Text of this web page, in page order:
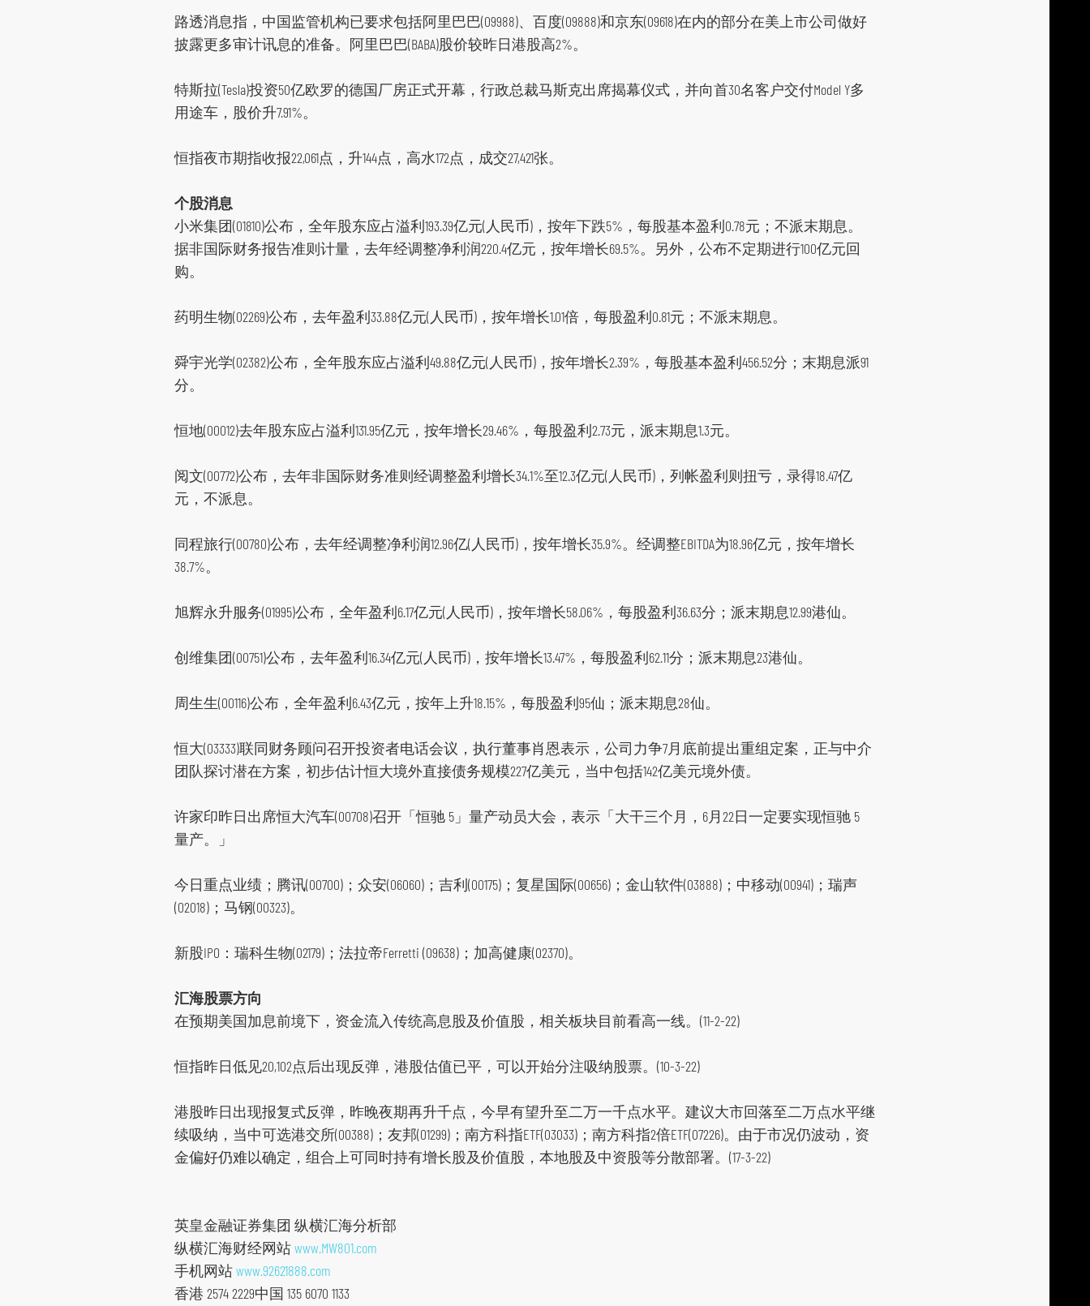
i
l
路透消息指，中国监管机构已要求包括阿里巴巴(09988)、百度(09888)和京东(09618)在内的部分在美上市公司做好
披露更多审计讯息的准备。阿里巴巴(BABA)股价较昨日港股高2%。
特斯拉(Tesla)投资50亿欧罗的德国厂房正式开幕，行政总裁马斯克出席揭幕仪式，并向首30名客户交付Model Y多
用途车，股价升7.91%。
恒指夜市期指收报22,061点，升144点，高水172点，成交27,421张。
个股消息
小米集团(01810)公布，全年股东应占溢利193.39亿元(人民币)，按年下跌5%，每股基本盈利0.78元；不派末期息。
据非国际财务报告准则计量，去年经调整净利润220.4亿元，按年增长69.5%。另外，公布不定期进行100亿元回
购。
药明生物(02269)公布，去年盈利33.88亿元(人民币)，按年增长1.01倍，每股盈利0.81元；不派末期息。
舜宇光学(02382)公布，全年股东应占溢利49.88亿元(人民币)，按年增长2.39%，每股基本盈利456.52分；末期息派91
分。
恒地(00012)去年股东应占溢利131.95亿元，按年增长29.46%，每股盈利2.73元，派末期息1.3元。
阅文(00772)公布，去年非国际财务准则经调整盈利增长34.1%至12.3亿元(人民币)，列帐盈利则扭亏，录得18.47亿
元，不派息。
同程旅行(00780)公布，去年经调整净利润12.96亿(人民币)，按年增长35.9%。经调整EBITDA为18.96亿元，按年增长
38.7%。
旭辉永升服务(01995)公布，全年盈利6.17亿元(人民币)，按年增长58.06%，每股盈利36.63分；派末期息12.99港仙。
创维集团(00751)公布，去年盈利16.34亿元(人民币)，按年增长13.47%，每股盈利62.11分；派末期息23港仙。
周生生(00116)公布，全年盈利6.43亿元，按年上升18.15%，每股盈利95仙；派末期息28仙。
恒大(03333)联同财务顾问召开投资者电话会议，执行董事肖恩表示，公司力争7月底前提出重组定案，正与中介
团队探讨潜在方案，初步估计恒大境外直接债务规模227亿美元，当中包括142亿美元境外债。
许家印昨日出席恒大汽车(00708)召开「恒驰 5」量产动员大会，表示「大干三个月，6月22日一定要实现恒驰 5
量产。」
今日重点业绩；腾讯(00700)；众安(06060)；吉利(00175)；复星国际(00656)；金山软件(03888)；中移动(00941)；瑞声
(02018)；马钢(00323)。
新股IPO：瑞科生物(02179)；法拉帝Ferretti (09638)；加高健康(02370)。
汇海股票方向
在预期美国加息前境下，资金流入传统高息股及价值股，相关板块目前看高一线。(11-2-22)
恒指昨日低见20,102点后出现反弹，港股估值已平，可以开始分注吸纳股票。(10-3-22)
港股昨日出现报复式反弹，昨晚夜期再升千点，今早有望升至二万一千点水平。建议大市回落至二万点水平继
续吸纳，当中可选港交所(00388)；友邦(01299)；南方科指ETF(03033)；南方科指2倍ETF(07226)。由于市况仍波动，资
金偏好仍难以确定，组合上可同时持有增长股及价值股，本地股及中资股等分散部署。(17-3-22)
英皇金融证券集团 纵横汇海分析部
纵横汇海财经网站www.MW801.com
手机网站www.92621888.com
香港 2574 2229中国 135 6070 1133